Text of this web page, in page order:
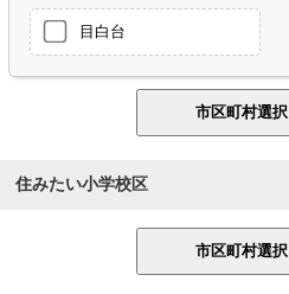
目白台
住みたい小学校区